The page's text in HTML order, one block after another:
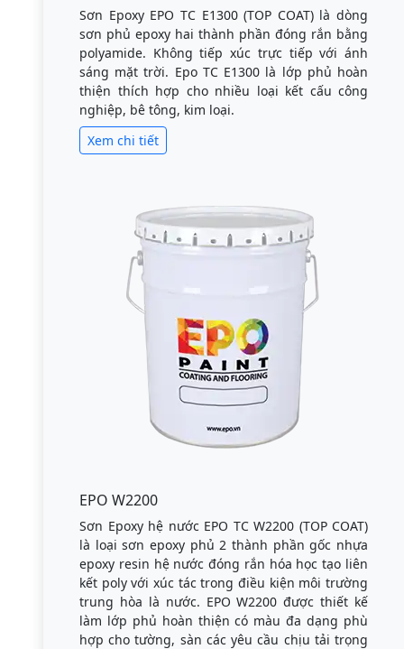
Sơn Epoxy EPO TC E1300 (TOP COAT) là dòng
sơn phủ epoxy hai thành phần đóng rắn bằng
polyamide. Không tiếp xúc trực tiếp với ánh
sáng mặt trời. Epo TC E1300 là lớp phủ hoàn
thiện thích hợp cho nhiều loại kết cấu công
nghiệp, bê tông, kim loại.
Xem chi tiết
EPO W2200
Sơn Epoxy hệ nước EPO TC W2200 (TOP COAT)
là loại sơn epoxy phủ 2 thành phần gốc nhựa
epoxy resin hệ nước đóng rắn hóa học tạo liên
kết poly với xúc tác trong điều kiện môi trường
trung hòa là nước. EPO W2200 được thiết kế
làm lớp phủ hoàn thiện có màu đa dạng phù
hợp cho tường, sàn các yêu cầu chịu tải trọng